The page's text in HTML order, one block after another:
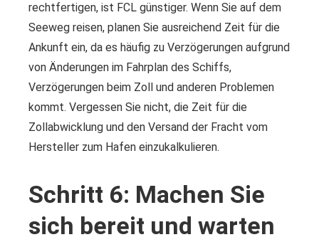
rechtfertigen, ist FCL günstiger. Wenn Sie auf dem
Seeweg reisen, planen Sie ausreichend Zeit für die
Ankunft ein, da es häufig zu Verzögerungen aufgrund
von Änderungen im Fahrplan des Schiffs,
Verzögerungen beim Zoll und anderen Problemen
kommt. Vergessen Sie nicht, die Zeit für die
Zollabwicklung und den Versand der Fracht vom
Hersteller zum Hafen einzukalkulieren.
Schritt 6: Machen Sie
sich bereit und warten